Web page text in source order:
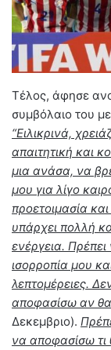
Τέλος, άφησε
συμβόλαιο του
“Ειλικρινά,
απαιτητική και
μια ανάσα, να
μου για λίγο
προετοιμασία
υπάρχει πολλή
ενέργεια.
ισορροπία μου
λεπτομέρειες.
αποφασίσω αν
Δεκεμβριο).
να αποφασίσω